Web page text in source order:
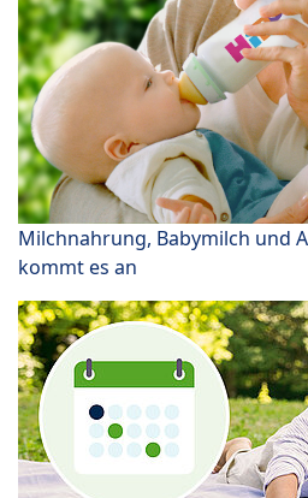
Milchnahrung, Babymilch und
kommt es an